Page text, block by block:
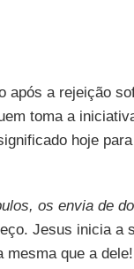
após a rejeição
toma a
hoje
os envia de
Jesus inicia a
que a dele!